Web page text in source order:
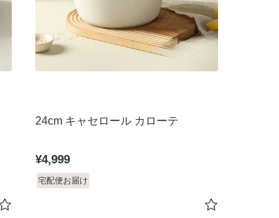
24cm キャセロール カローテ
¥4,999
宅配便お届け